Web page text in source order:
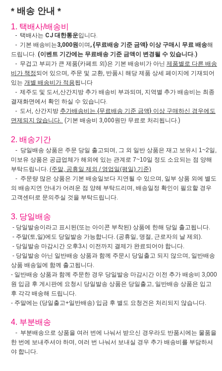
* 배송 안내 *
1. 택배사/배송비
- 택배사는 CJ 대한통운입니다.
- 기본 배송비는3,000원이며 , {무료배송 기준 금액} 이상 구매시 무료 배송해
드립니다. (이벤트 기간에는 무료배송 기준 금액이 변경될 수 있습니다.)
- 무겁고 부피가 큰 제품(카페트 외)은 기본 배송비가 아닌 제품별로 다른 배송
비가 책정되어 있으며, 주문 및 교환, 반품시 해당 제품 상세 페이지에 기재되어
있는 개별 배송비가 적용됩니다
- 제주도 및 도서,산간지방 추가 배송비 부과되며, 지역별 추가 배송비는 최종
결재화면에서 확인 하실 수 있습니다.
- 도서, 산간지방 추가배송비는 {무료배송 기준 금액} 이상 구매하신 경우에도
면제되지 않습니다. (기본 배송비 3,000원만 무료로 처리됩니다.)
2. 배송기간
- 당일배송 상품은 주문 당일 출고되며, 그 외 일반 상품은 재고 보유시 1~2일,
미보유 상품은 공급업체가 해외에 있는 관계로 7~10일 정도 소요되는 점 양해
부탁드립니다. (주말, 공휴일 제외 / 영업일(평일) 기준)
- 주문량 많은 상품은 기본 배송일보다 지연될 수 있으며, 일부 상품 외에 별도
의 배송지연 안내가 어려운 점 양해 부탁드리며, 배송일정 확인이 필요할 경우
고객센터로 문의주실 것을 부탁드립니다.
3. 당일배송
- 당일발송이라고 표시된(또는 아이콘 부착된) 상품에 한해 당일 출고됩니다.
- 주말(토,일)에도 당일발송 가능합니다. (공휴일, 명절, 근로자의 날 제외).
- 당일발송 마감시간 오후3시 이전까지 결제가 완료되어야 합니다.
- 당일발송 아닌 일반배송 상품과 함께 주문시 당일출고 되지 않으며, 일반배송
상품 배송일에 함께 출고됩니다.
- 일반배송 상품과 함께 주문한 경우 당일발송 마감시간 이전 추가 배송비 3,000
원 입금 후 게시판에 요청시 당일발송 상품은 당일출고, 일반배송 상품은 입고
후 각각 배송해 드립니다.
- 주말에는 (당일출고+일반배송) 입금 후 별도 요청건은 처리되지 않습니다.
4. 부분배송
- 부분배송으로 상품을 여러 번에 나눠서 받으신 경우라도 반품시에는 물품을
한 번에 보내주셔야 하며, 여러 번 나눠서 보내실 경우 추가 배송비를 부담하셔
야 합니다.